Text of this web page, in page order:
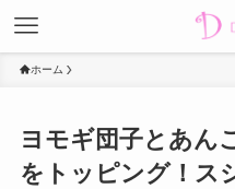
ホーム
ヨモギ団子とあん
をトッピング！ス